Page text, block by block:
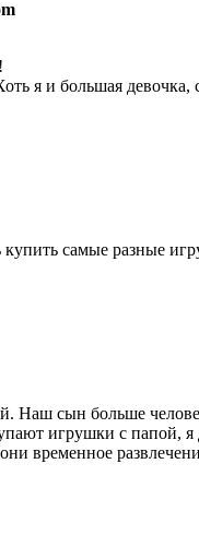
я и большая
купить самые разные
Наш сын больше
игрушки с папой,
временное